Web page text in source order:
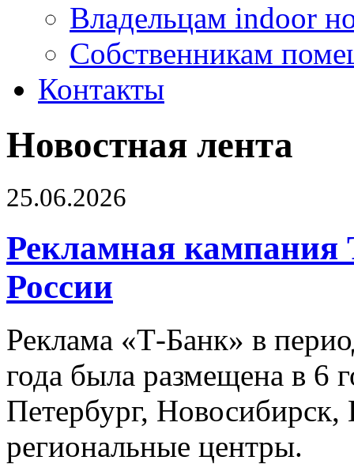
Владельцам indoor
Собственникам
Контакты
Новостная лента
25.06.2026
Рекламная кампания
России
Реклама «Т-Банк» в
года была размещена в 6
Петербург,
региональные центры.